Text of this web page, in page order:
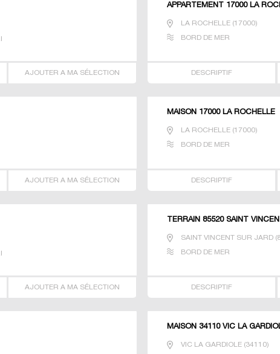
AJOUTER A MA SÉLECTION
APPARTEMENT 17000 LA
LA ROCHELLE (17000)
BORD DE MER
DESCRIPTIF
AJOUTER A MA SÉLECTION
MAISON 17000 LA ROCHELLE
LA ROCHELLE (17000)
BORD DE MER
DESCRIPTIF
AJOUTER A MA SÉLECTION
TERRAIN 85520 SAINT
SAINT VINCENT SUR JARD (
BORD DE MER
DESCRIPTIF
MAISON 34110 VIC LA
VIC LA GARDIOLE (34110)